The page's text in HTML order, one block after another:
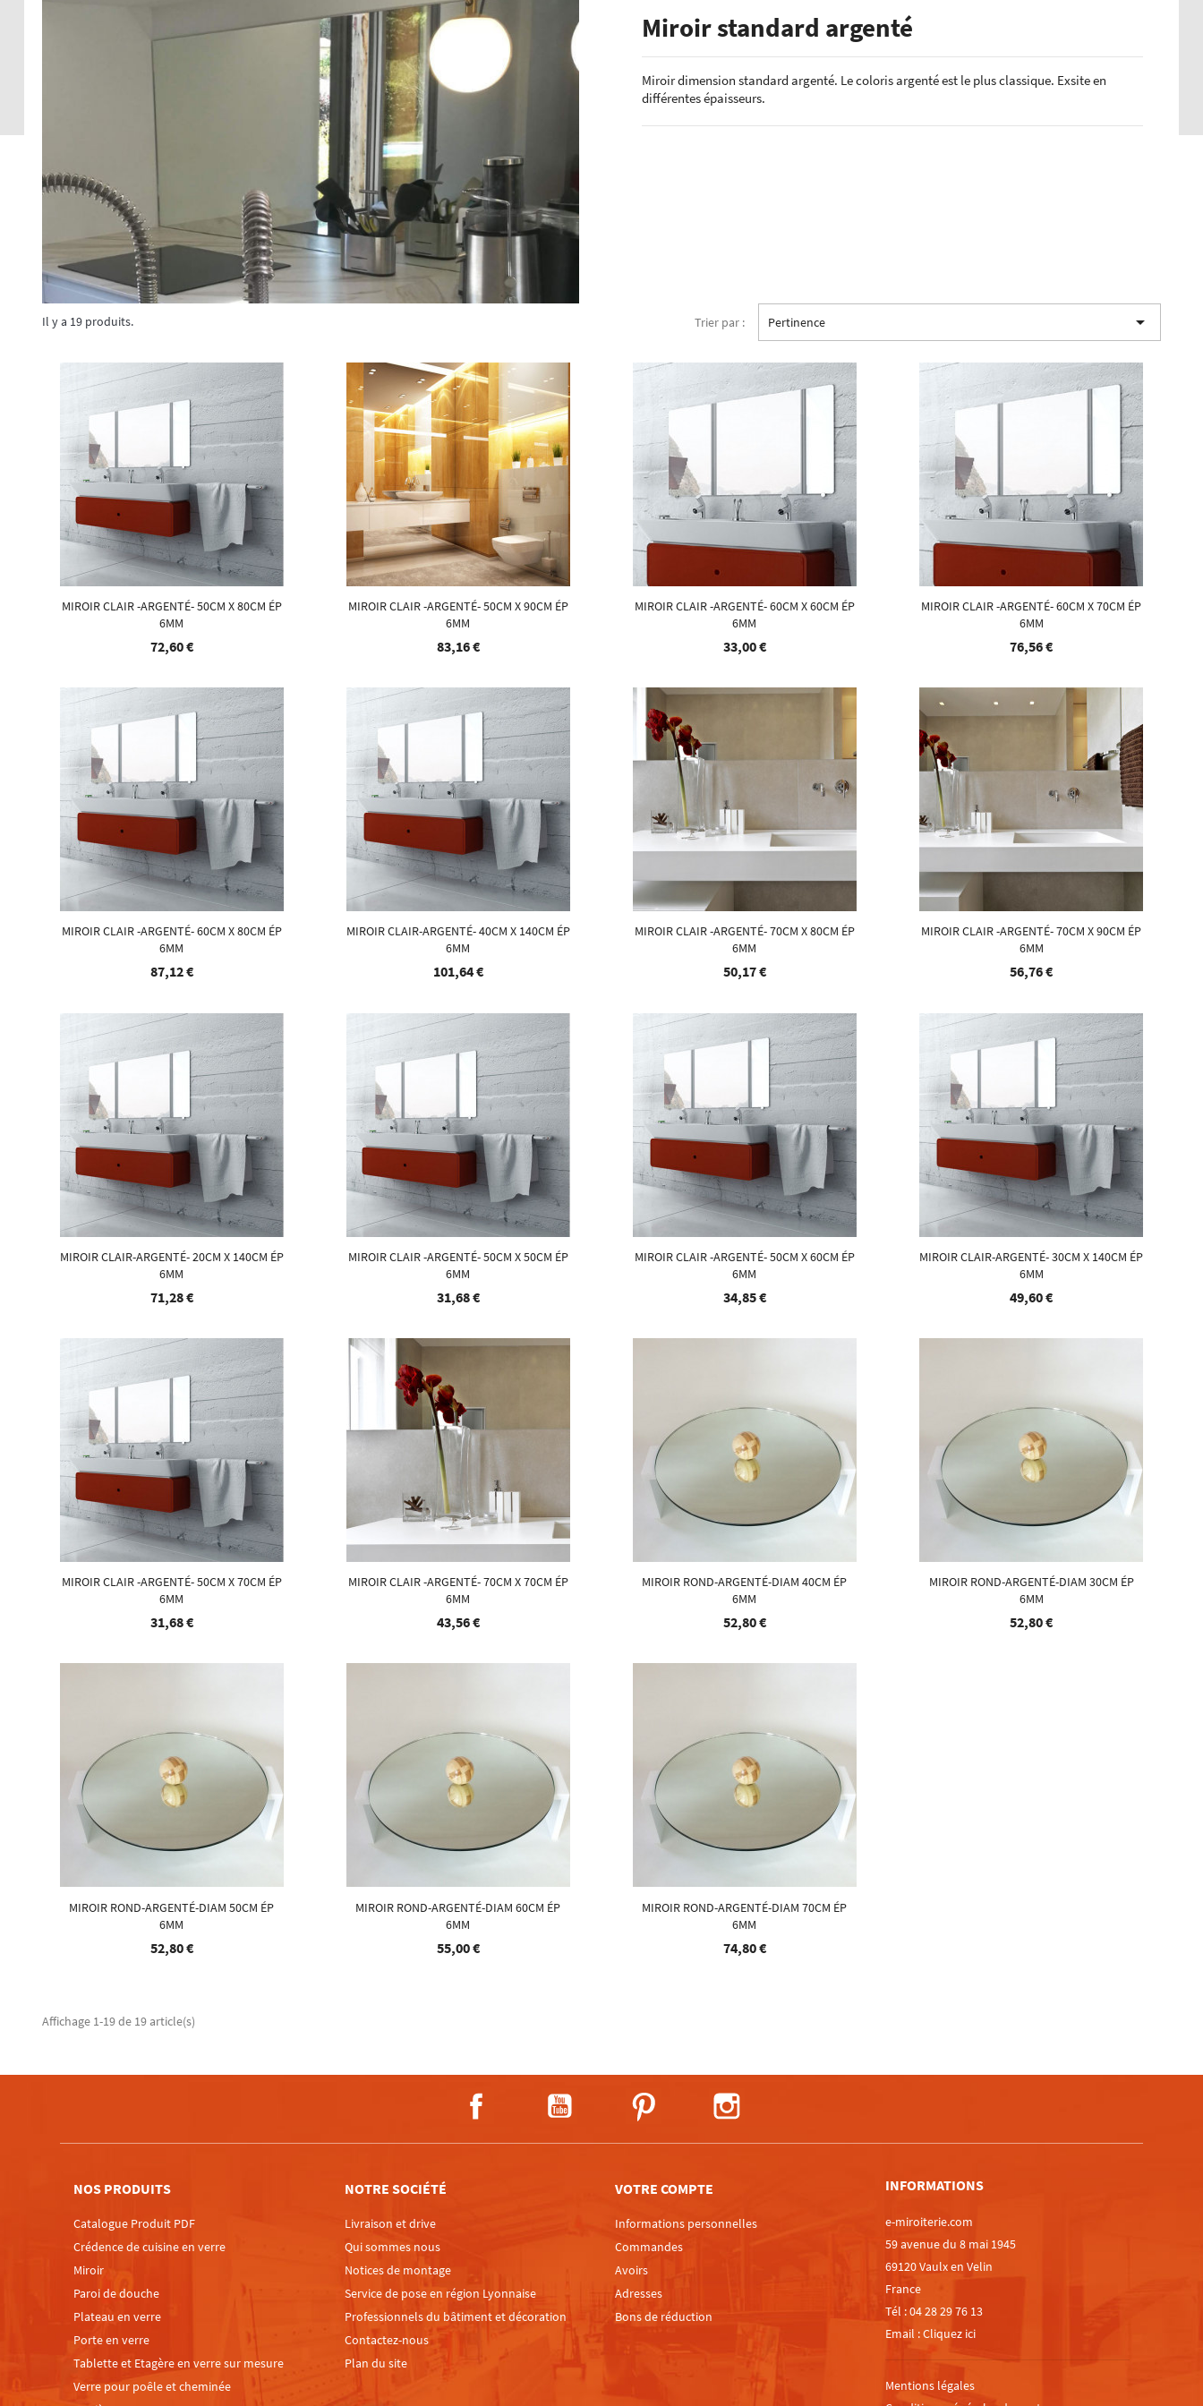
Crédence en verre laqué dimension
standard
Crédence miroir dimension standard
ACCESSOIRES DE POSE POUR
CRÉDENCE
Accessoires pour crédence
ÉCHANTILLONS
Echantillons de verre emaillé et trempé
Echantillons de verres dépolis laqués
Miroir standard argenté
Miroir dimension standard argenté. Le coloris argenté est le plus classique. Exsite en
différentes épaisseurs.
Il y a 19 produits. Trier par : Pertinence 
MIROIR CLAIR -ARGENTÉ- 50CM X 80CM ÉP
6MM
72,60 €
MIROIR CLAIR -ARGENTÉ- 50CM X 90CM ÉP
6MM
83,16 €
MIROIR CLAIR -ARGENTÉ- 60CM X 60CM ÉP
6MM
33,00 €
MIROIR CLAIR -ARGENTÉ- 60CM X 70CM ÉP
6MM
76,56 €
MIROIR CLAIR -ARGENTÉ- 60CM X 80CM ÉP
6MM
87,12 €
MIROIR CLAIR-ARGENTÉ- 40CM X 140CM ÉP
6MM
101,64 €
MIROIR CLAIR -ARGENTÉ- 70CM X 80CM ÉP
6MM
50,17 €
MIROIR CLAIR -ARGENTÉ- 70CM X 90CM ÉP
6MM
56,76 €
MIROIR CLAIR-ARGENTÉ- 20CM X 140CM ÉP
6MM
71,28 €
MIROIR CLAIR -ARGENTÉ- 50CM X 50CM ÉP
6MM
31,68 €
MIROIR CLAIR -ARGENTÉ- 50CM X 60CM ÉP
6MM
34,85 €
MIROIR CLAIR-ARGENTÉ- 30CM X 140CM ÉP
6MM
49,60 €
MIROIR CLAIR -ARGENTÉ- 50CM X 70CM ÉP
6MM
31,68 €
MIROIR CLAIR -ARGENTÉ- 70CM X 70CM ÉP
6MM
43,56 €
MIROIR ROND-ARGENTÉ-DIAM 40CM ÉP
6MM
52,80 €
MIROIR ROND-ARGENTÉ-DIAM 30CM ÉP
6MM
52,80 €
MIROIR ROND-ARGENTÉ-DIAM 50CM ÉP
6MM
52,80 €
MIROIR ROND-ARGENTÉ-DIAM 60CM ÉP
6MM
55,00 €
MIROIR ROND-ARGENTÉ-DIAM 70CM ÉP
6MM
74,80 €
Affichage 1-19 de 19 article(s)
Facebook Pinterest
NOS PRODUITS
Catalogue Produit PDF
Crédence de cuisine en verre
Miroir
Paroi de douche
Plateau en verre
Porte en verre
Tablette et Etagère en verre sur mesure
Verre pour poêle et cheminée
NOTRE SOCIÉTÉ
Livraison et drive
Qui sommes nous
Notices de montage
Service de pose en région Lyonnaise
Professionnels du bâtiment et décoration
Contactez-nous
Plan du site
VOTRE COMPTE
Informations personnelles
Commandes
Avoirs
Adresses
Bons de réduction
INFORMATIONS
e-miroiterie.com
59 avenue du 8 mai 1945
69120 Vaulx en Velin
France
Tél :04 28 29 76 13
Email :Cliquez ici
Mentions légales